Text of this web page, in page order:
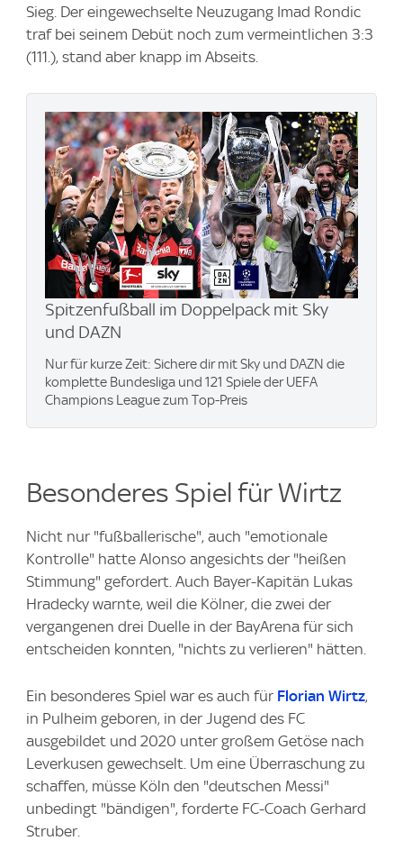
Sieg. Der eingewechselte Neuzugang Imad Rondic
traf bei seinem Debüt noch zum vermeintlichen 3:3
(111.), stand aber knapp im Abseits.
Spitzenfußball im Doppelpack mit Sky
und DAZN
Nur für kurze Zeit: Sichere dir mit Sky und DAZN die
komplette Bundesliga und 121 Spiele der UEFA
Champions League zum Top-Preis
Besonderes Spiel für Wirtz
Nicht nur "fußballerische", auch "emotionale
Kontrolle" hatte Alonso angesichts der "heißen
Stimmung" gefordert. Auch Bayer-Kapitän Lukas
Hradecky warnte, weil die Kölner, die zwei der
vergangenen drei Duelle in der BayArena für sich
entscheiden konnten, "nichts zu verlieren" hätten.
Ein besonderes Spiel war es auch für Florian Wirtz,
in Pulheim geboren, in der Jugend des FC
ausgebildet und 2020 unter großem Getöse nach
Leverkusen gewechselt. Um eine Überraschung zu
schaffen, müsse Köln den "deutschen Messi"
unbedingt "bändigen", forderte FC-Coach Gerhard
Struber.